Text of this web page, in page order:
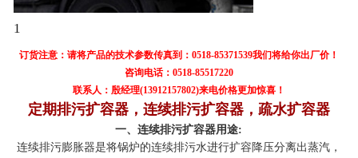
1
订货注意：请将产品的技术参数传真到：0518-85371539我们将给你出厂价！
咨询电话：0518-85517220
联系人：殷经理(13912157802)来电价格更加惊喜！
定期排污扩容器，连续排污扩容器，疏水扩容器
一、连续排污扩容器用途:
连续排污膨胀器是将锅炉的连续排污水进行扩容降压分离出蒸汽，